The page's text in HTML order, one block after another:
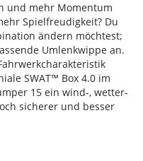
und mehr Momentum
Spielfreudigkeit? Du
ändern möchtest;
Umlenkwippe an.
SWAT™ Box 4.0 im
15 ein wind-, wetter-
sicherer und besser